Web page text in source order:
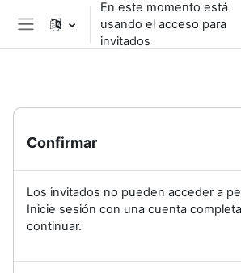
Saltar al contenido principal
Pánel lateral
En este momento está
usando el acceso para
invitados
Confirmar
Los invitados no pueden acceder a
Inicie sesión con una cuenta
continuar.